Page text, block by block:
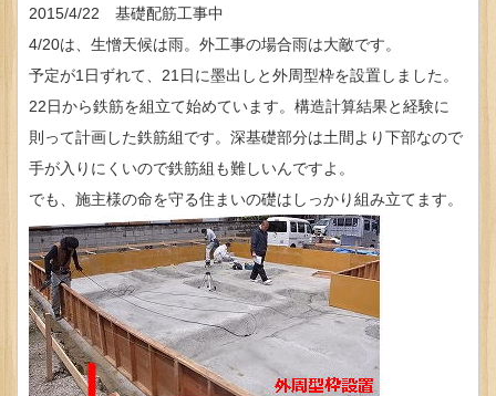
2015/4/22 基礎配筋工事中
4/20は、生憎天候は雨。外工事の場合雨は大敵です。
予定が1日ずれて、21日に墨出しと外周型枠を設置しました。
22日から鉄筋を組立て始めています。構造計算結果と経験に
則って計画した鉄筋組です。深基礎部分は土間より下部なので
手が入りにくいので鉄筋組も難しいんですよ。
でも、施主様の命を守る住まいの礎はしっかり組み立てます。